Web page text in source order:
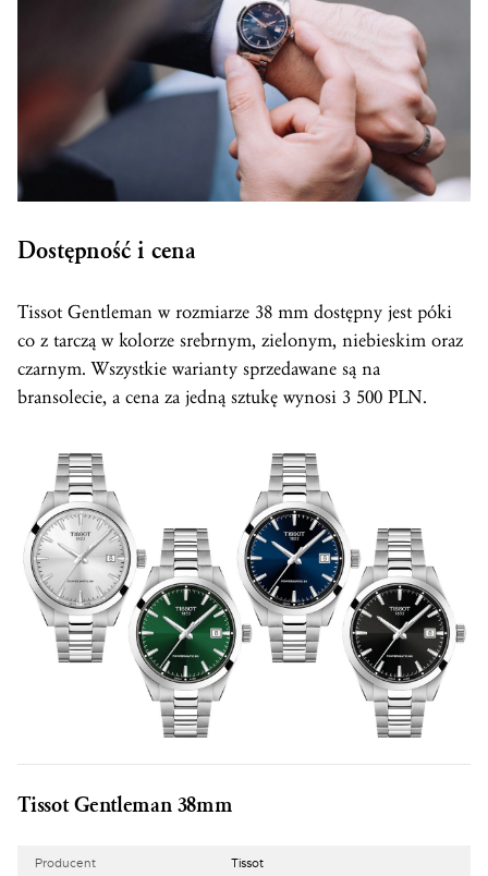
Dostępność i cena
Tissot Gentleman w rozmiarze 38 mm dostępny jest póki
co z tarczą w kolorze srebrnym, zielonym, niebieskim oraz
czarnym. Wszystkie warianty sprzedawane są na
bransolecie, a cena za jedną sztukę wynosi 3 500 PLN.
Tissot Gentleman 38mm
Producent Tissot